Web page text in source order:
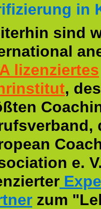
in
sind
lizenziertes
,
e.
zum